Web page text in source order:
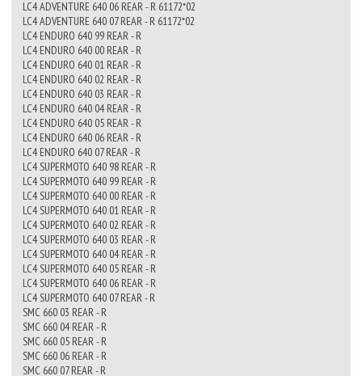
LC4 ADVENTURE 640 06 REAR - R 61172*02
LC4 ADVENTURE 640 07 REAR - R 61172*02
LC4 ENDURO 640 99 REAR - R
LC4 ENDURO 640 00 REAR - R
LC4 ENDURO 640 01 REAR - R
LC4 ENDURO 640 02 REAR - R
LC4 ENDURO 640 03 REAR - R
LC4 ENDURO 640 04 REAR - R
LC4 ENDURO 640 05 REAR - R
LC4 ENDURO 640 06 REAR - R
LC4 ENDURO 640 07 REAR - R
LC4 SUPERMOTO 640 98 REAR - R
LC4 SUPERMOTO 640 99 REAR - R
LC4 SUPERMOTO 640 00 REAR - R
LC4 SUPERMOTO 640 01 REAR - R
LC4 SUPERMOTO 640 02 REAR - R
LC4 SUPERMOTO 640 03 REAR - R
LC4 SUPERMOTO 640 04 REAR - R
LC4 SUPERMOTO 640 05 REAR - R
LC4 SUPERMOTO 640 06 REAR - R
LC4 SUPERMOTO 640 07 REAR - R
SMC 660 03 REAR - R
SMC 660 04 REAR - R
SMC 660 05 REAR - R
SMC 660 06 REAR - R
SMC 660 07 REAR - R